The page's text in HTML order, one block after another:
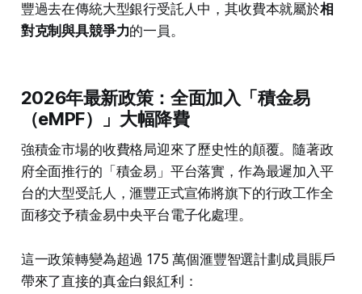
豐過去在傳統大型銀行受託人中，其收費本就屬於相
對克制與具競爭力的一員。
2026年最新政策：全面加入「積金易
（eMPF）」大幅降費
強積金市場的收費格局迎來了歷史性的顛覆。隨著政
府全面推行的「積金易」平台落實，作為最遲加入平
台的大型受託人，滙豐正式宣佈將旗下的行政工作全
面移交予積金易中央平台電子化處理。
這一政策轉變為超過 175 萬個滙豐智選計劃成員賬戶
帶來了直接的真金白銀紅利：